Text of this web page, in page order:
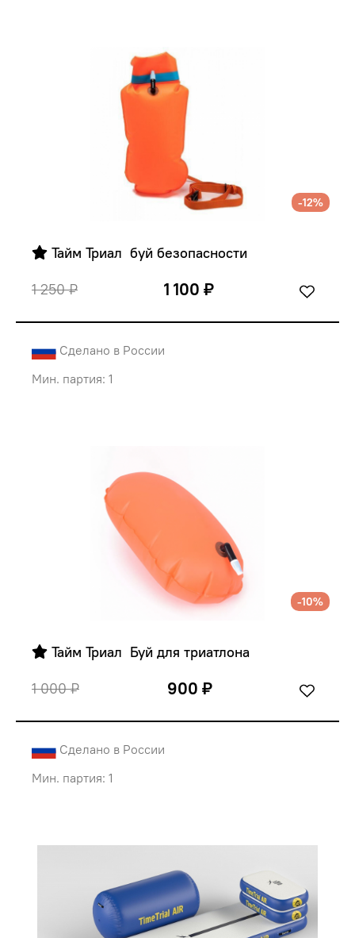
-12%
Тайм Триал  буй безопасности
1 250 ₽
1 100 ₽
Сделано в России
Мин. партия: 1
-10%
Тайм Триал  Буй для триатлона
1 000 ₽
900 ₽
Сделано в России
Мин. партия: 1